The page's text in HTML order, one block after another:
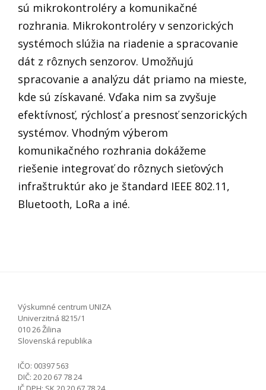
sú mikrokontroléry a komunikačné
rozhrania. Mikrokontroléry v senzorických
systémoch slúžia na riadenie a spracovanie
dát z rôznych senzorov. Umožňujú
spracovanie a analýzu dát priamo na mieste,
kde sú získavané. Vďaka nim sa zvyšuje
efektívnosť, rýchlosť a presnosť senzorických
systémov. Vhodným výberom
komunikačného rozhrania dokážeme
riešenie integrovať do rôznych sieťových
infraštruktúr ako je štandard IEEE 802.11,
Bluetooth, LoRa a iné.
Výskumné centrum UNIZA
Univerzitná 8215/1
010 26 Žilina
Slovenská republika
IČO: 00397 563
DIČ: 20 20 67 78 24